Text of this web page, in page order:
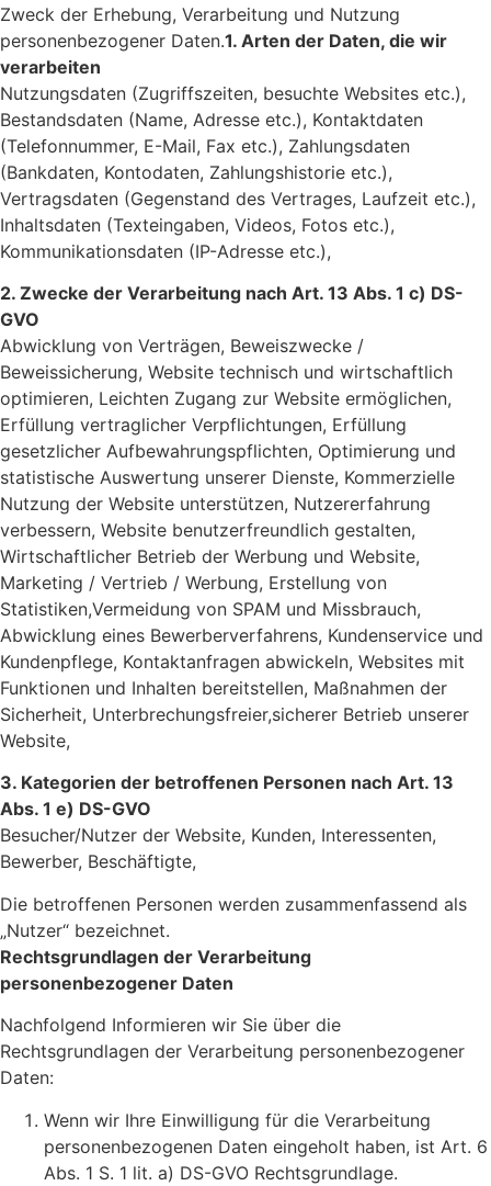
Zweck der Erhebung, Verarbeitung und Nutzung
personenbezogener Daten.1. Arten der Daten, die wir
verarbeiten
Nutzungsdaten (Zugriffszeiten, besuchte Websites etc.),
Bestandsdaten (Name, Adresse etc.), Kontaktdaten
(Telefonnummer, E-Mail, Fax etc.), Zahlungsdaten
(Bankdaten, Kontodaten, Zahlungshistorie etc.),
Vertragsdaten (Gegenstand des Vertrages, Laufzeit etc.),
Inhaltsdaten (Texteingaben, Videos, Fotos etc.),
Kommunikationsdaten (IP-Adresse etc.),
2. Zwecke der Verarbeitung nach Art. 13 Abs. 1 c) DS-
GVO
Abwicklung von Verträgen, Beweiszwecke /
Beweissicherung, Website technisch und wirtschaftlich
optimieren, Leichten Zugang zur Website ermöglichen,
Erfüllung vertraglicher Verpflichtungen, Erfüllung
gesetzlicher Aufbewahrungspflichten, Optimierung und
statistische Auswertung unserer Dienste, Kommerzielle
Nutzung der Website unterstützen, Nutzererfahrung
verbessern, Website benutzerfreundlich gestalten,
Wirtschaftlicher Betrieb der Werbung und Website,
Marketing / Vertrieb / Werbung, Erstellung von
Statistiken,Vermeidung von SPAM und Missbrauch,
Abwicklung eines Bewerberverfahrens, Kundenservice und
Kundenpflege, Kontaktanfragen abwickeln, Websites mit
Funktionen und Inhalten bereitstellen, Maßnahmen der
Sicherheit, Unterbrechungsfreier,sicherer Betrieb unserer
Website,
3. Kategorien der betroffenen Personen nach Art. 13
Abs. 1 e) DS-GVO
Besucher/Nutzer der Website, Kunden, Interessenten,
Bewerber, Beschäftigte,
Die betroffenen Personen werden zusammenfassend als
„Nutzer“ bezeichnet.
Rechtsgrundlagen der Verarbeitung
personenbezogener Daten
Nachfolgend Informieren wir Sie über die
Rechtsgrundlagen der Verarbeitung personenbezogener
Daten:
Wenn wir Ihre Einwilligung für die Verarbeitung
personenbezogenen Daten eingeholt haben, ist Art. 6
Abs. 1 S. 1 lit. a) DS-GVO Rechtsgrundlage.